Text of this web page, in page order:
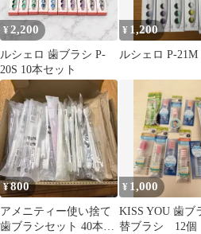
¥ 2,200
ルシェロ 歯ブラシ P-
20S 10本セット
¥ 1,200
ルシェロ P-21M
¥800
アメニティー使い捨て
歯ブラシセット 40本ま
¥ 1,000
KISS YOU 歯
替ブラシ 12個